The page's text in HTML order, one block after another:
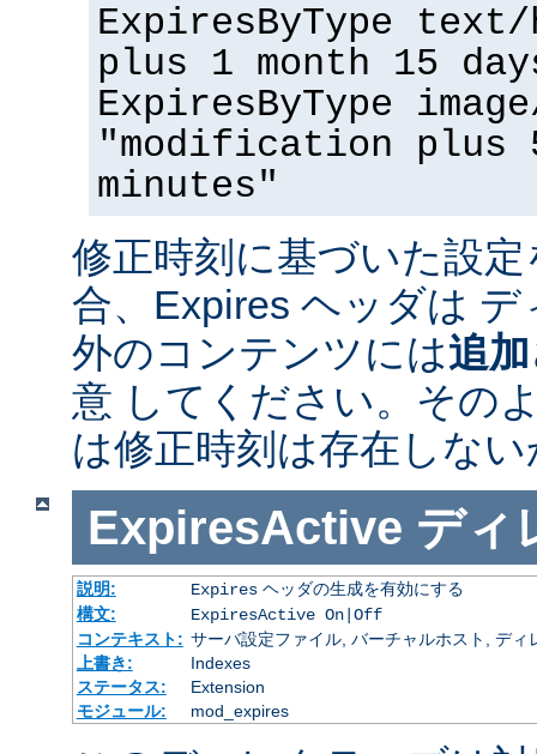
ExpiresByType
plus 1 month 15
ExpiresByType
"modification plus
minutes"
修正時刻に基づいた設
合、Expires ヘッダは
外のコンテンツには追
意 してください。その
は修正時刻は存在しな
ExpiresActive ディ
説明: Expiresヘッダの生成を有効にする
構文:
ExpiresActive On|Off
コンテキスト: サーバ設定ファイル, バーチャルホスト, ディ
上書き:
Indexes
ステータス:
Extension
モジュール:
mod_expires